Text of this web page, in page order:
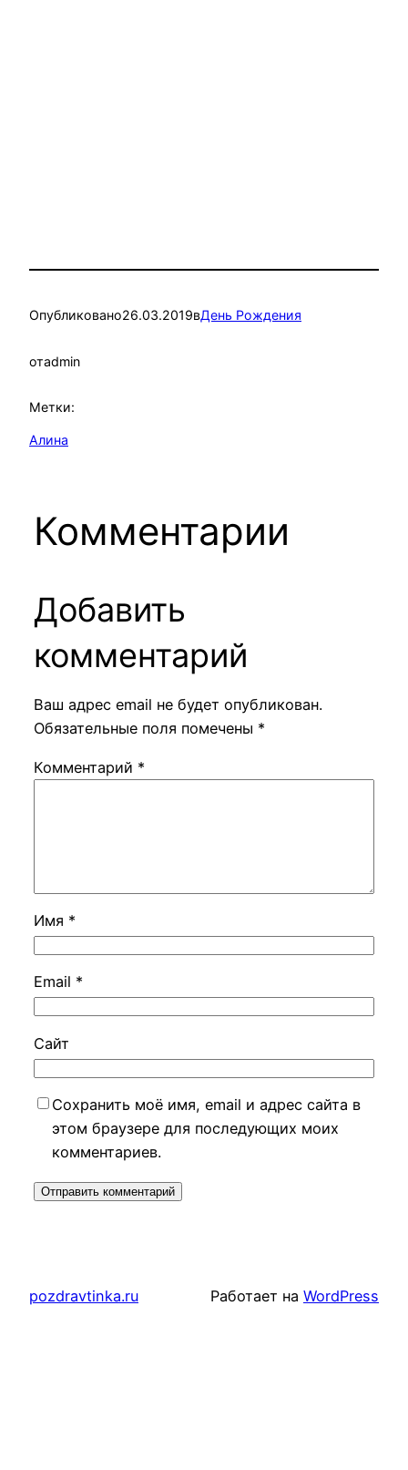
Опубликовано26.03.2019вДень Рождения
отadmin
Метки:
Алина
Комментарии
Добавить
комментарий
Ваш адрес email не будет опубликован.
Обязательные поля помечены *
Комментарий *
Имя *
Email *
Сайт
Сохранить моё имя, email и адрес сайта в
этом браузере для последующих моих
комментариев.
pozdravtinka.ru Работает на WordPress